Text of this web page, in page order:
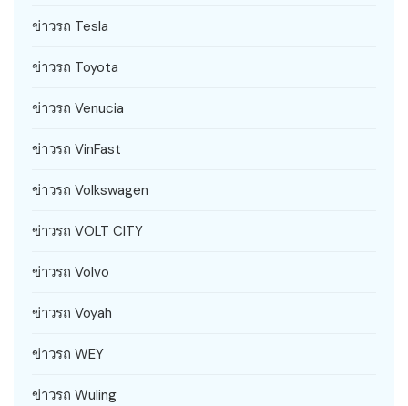
ข่าวรถ Tesla
ข่าวรถ Toyota
ข่าวรถ Venucia
ข่าวรถ VinFast
ข่าวรถ Volkswagen
ข่าวรถ VOLT CITY
ข่าวรถ Volvo
ข่าวรถ Voyah
ข่าวรถ WEY
ข่าวรถ Wuling